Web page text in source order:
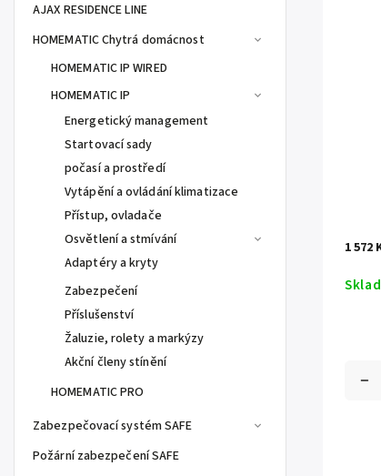
AJAX RESIDENCE LINE
HOMEMATIC Chytrá domácnost
HOMEMATIC IP WIRED
HOMEMATIC IP
Energetický management
Startovací sady
počasí a prostředí
Vytápění a ovládání klimatizace
Přístup, ovladače
Osvětlení a stmívání
Adaptéry a kryty
Zabezpečení
Příslušenství
Žaluzie, rolety a markýzy
Akční členy stínění
HOMEMATIC PRO
Zabezpečovací systém SAFE
Požární zabezpečení SAFE
1 572